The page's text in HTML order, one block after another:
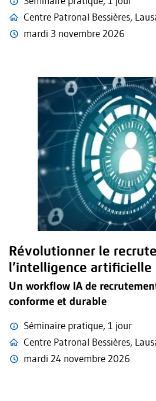
Centre Patronal Bessières,
mardi 3 novembre 2026
Révolutionner le
l’intelligence artificielle
Un workflow IA de
conforme et durable
Séminaire pratique, 1 jour
Centre Patronal Bessières,
mardi 24 novembre 2026